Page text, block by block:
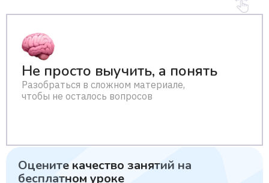
Не просто выучить, а понять
Разобраться в сложном материале,
чтобы не осталось вопросов
Оцените качество занятий на
бесплатном уроке